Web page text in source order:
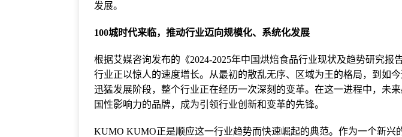
发展。
100城时代来临，推动行业迈向规模化、系统化发展
根据艾媒咨询发布的《2024-2025年中国烘焙食品行业现状及趋势研究报
行业正以惊人的速度增长。从最初的散乱无序、区域为王的格局，到如
迅猛发展阶段，整个行业正在经历一次深刻的变革。在这一进程中，未
国性影响力的品牌，成为引领行业创新和变革的先锋。
KUMO KUMO正是顺应这一行业趋势而快速崛起的典范。作为一个新兴